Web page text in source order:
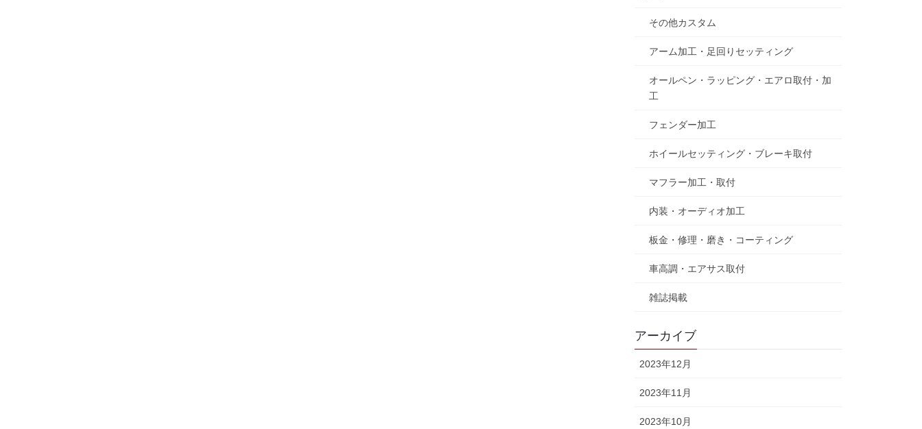
その他カスタム
アーム加工・足回りセッティング
オールペン・ラッピング・エアロ取付・加
工
フェンダー加工
ホイールセッティング・ブレーキ取付
マフラー加工・取付
内装・オーディオ加工
板金・修理・磨き・コーティング
車高調・エアサス取付
雑誌掲載
アーカイブ
2023年12月
2023年11月
2023年10月